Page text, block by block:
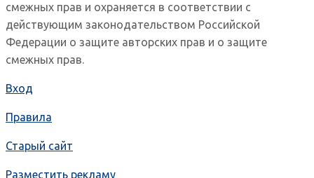
смежных прав и охраняется в соответствии с
действующим законодательством Российской
Федерации о защите авторских прав и о защите
смежных прав.
Вход
Правила
Старый сайт
Разместить рекламу